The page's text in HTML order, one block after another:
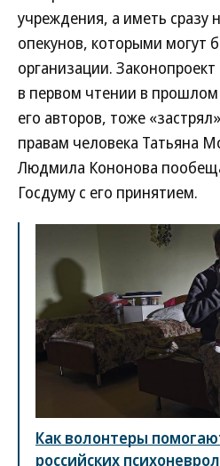
учреждения, а иметь сразу
опекунов, которыми могут
организации.
в первом чтении в
его авторов, тоже
правам человека Татьяна
Людмила Кононова
Госдуму с его принятием.
Как волонтеры
российских